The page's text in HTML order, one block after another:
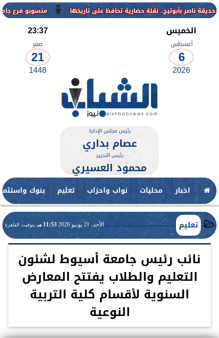
منسوبو فرع جامعة الأزهر للوجه القبلي يهنئون
الخميس
أغسطس
6
2026
23:37
صفر
21
1448
رئيس مجلس الإدارة
عصام بداري
رئيس التحرير
محمود العسيري
اخبار محليات نواب واحزاب تعليم بنوك
تعليم الأحد، 21 يونيو 2026 11:53 مـ بتوقيت القاهرة
نائب رئيس جامعة أسيوط لشئون
التعليم والطلاب يفتتح المعارض
السنوية لأقسام كلية التربية
النوعية